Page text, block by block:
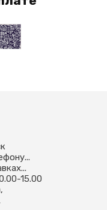
15.00